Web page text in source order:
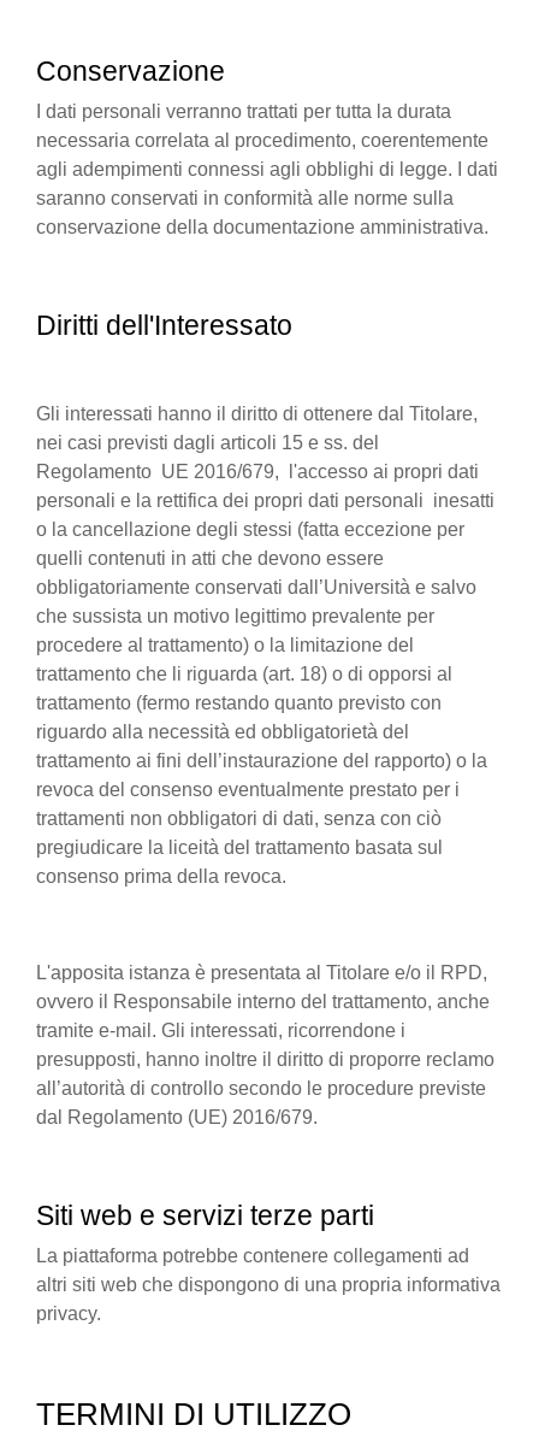
Conservazione
I dati personali verranno trattati per tutta la durata
necessaria correlata al procedimento, coerentemente
agli adempimenti connessi agli obblighi di legge. I dati
saranno conservati in conformità alle norme sulla
conservazione della documentazione amministrativa.
Diritti dell'Interessato
Gli interessati hanno il diritto di ottenere dal Titolare,
nei casi previsti dagli articoli 15 e ss. del
Regolamento UE 2016/679, l'accesso ai propri dati
personali e la rettifica dei propri dati personali inesatti
o la cancellazione degli stessi (fatta eccezione per
quelli contenuti in atti che devono essere
obbligatoriamente conservati dall’Università e salvo
che sussista un motivo legittimo prevalente per
procedere al trattamento) o la limitazione del
trattamento che li riguarda (art. 18) o di opporsi al
trattamento (fermo restando quanto previsto con
riguardo alla necessità ed obbligatorietà del
trattamento ai fini dell’instaurazione del rapporto) o la
revoca del consenso eventualmente prestato per i
trattamenti non obbligatori di dati, senza con ciò
pregiudicare la liceità del trattamento basata sul
consenso prima della revoca.
L'apposita istanza è presentata al Titolare e/o il RPD,
ovvero il Responsabile interno del trattamento, anche
tramite e-mail. Gli interessati, ricorrendone i
presupposti, hanno inoltre il diritto di proporre reclamo
all’autorità di controllo secondo le procedure previste
dal Regolamento (UE) 2016/679.
Siti web e servizi terze parti
La piattaforma potrebbe contenere collegamenti ad
altri siti web che dispongono di una propria informativa
privacy.
TERMINI DI UTILIZZO